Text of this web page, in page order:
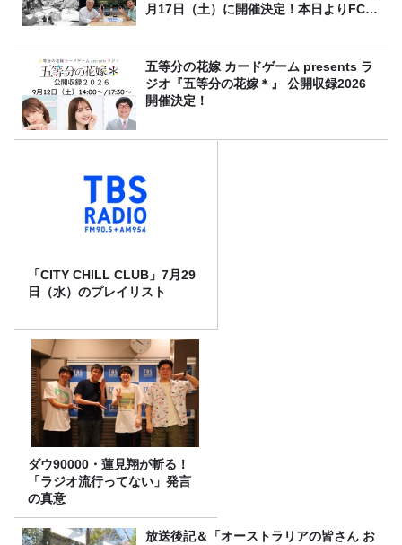
月17日（土）に開催決定！本日よりFC先
五等分の花嫁 カードゲーム presents ラ
ジオ『五等分の花嫁＊』 公開収録2026
開催決定！
「CITY CHILL CLUB」7月29
日（水）のプレイリスト
ダウ90000・蓮見翔が斬る！
「ラジオ流行ってない」発言
の真意
放送後記＆「オーストラリアの皆さん お